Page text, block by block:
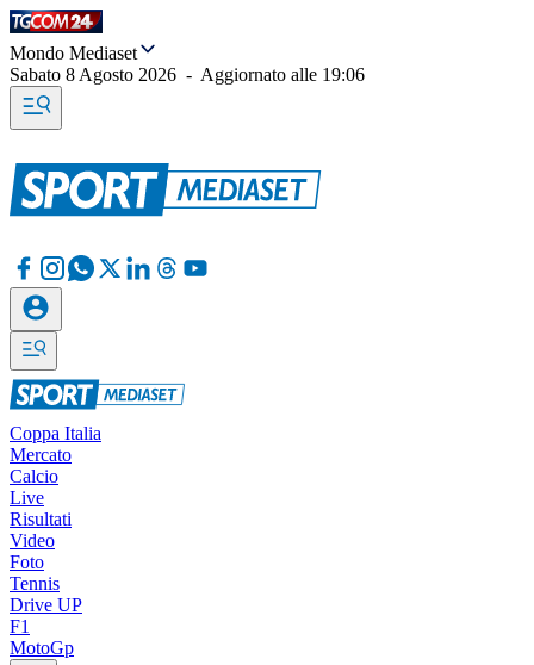
Mondo Mediaset
Sabato 8 Agosto 2026 - Aggiornato alle 19:06
Coppa Italia
Mercato
Calcio
Live
Risultati
Video
Foto
Tennis
Drive UP
F1
MotoGp